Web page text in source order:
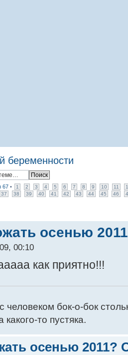
беременности
67 • 1 2 3 4 5 6 7 8 9 10 11
37 38 39 40 41 42 43 44 45 46
осенью
00:10
как приятно!!!
человеком бок-о-бок
то пустяка.
осенью 2011?